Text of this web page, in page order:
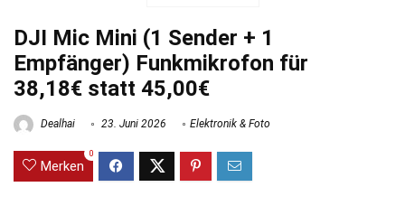
DJI Mic Mini (1 Sender + 1
Empfänger) Funkmikrofon für
38,18€ statt 45,00€
Dealhai 23. Juni 2026 Elektronik & Foto
Merken
0